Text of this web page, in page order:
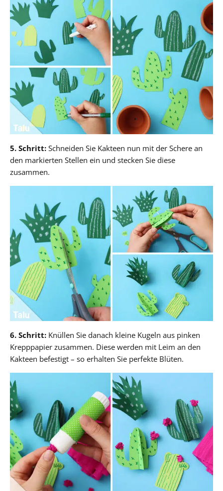
5. Schritt: Schneiden Sie Kakteen nun mit der Schere an
den markierten Stellen ein und stecken Sie diese
zusammen.
6. Schritt: Knüllen Sie danach kleine Kugeln aus pinken
Krepppapier zusammen. Diese werden mit Leim an den
Kakteen befestigt – so erhalten Sie perfekte Blüten.